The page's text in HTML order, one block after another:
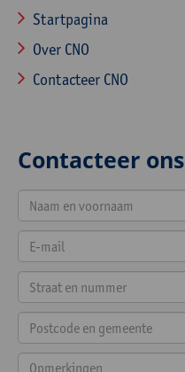
Startpagina
Over CNO
Contacteer CNO
Contacteer ons